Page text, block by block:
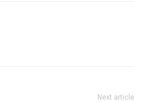
Next article